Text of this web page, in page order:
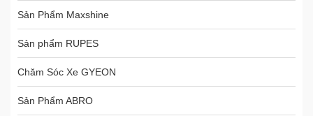
Sản Phẩm Maxshine
Sản phẩm RUPES
Chăm Sóc Xe GYEON
Sản Phẩm ABRO